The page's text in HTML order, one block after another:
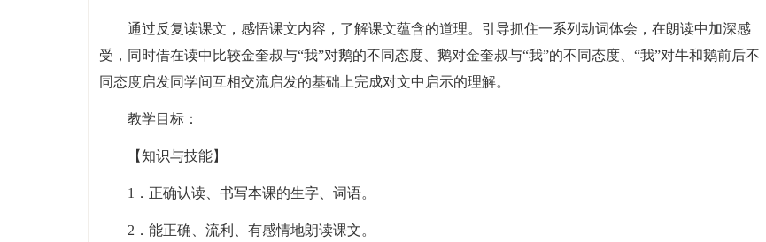
通过反复读课文，感悟课文内容，了解课文蕴含的道理。引导抓住一系列动词体会，在朗读中加深感
受，同时借在读中比较金奎叔与“我”对鹅的不同态度、鹅对金奎叔与“我”的不同态度、“我”对牛和鹅前后不
同态度启发同学间互相交流启发的基础上完成对文中启示的理解。
教学目标：
【知识与技能】
1．正确认读、书写本课的生字、词语。
2．能正确、流利、有感情地朗读课文。